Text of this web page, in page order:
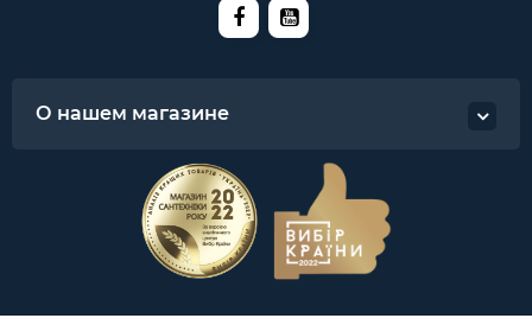
О нашем магазине